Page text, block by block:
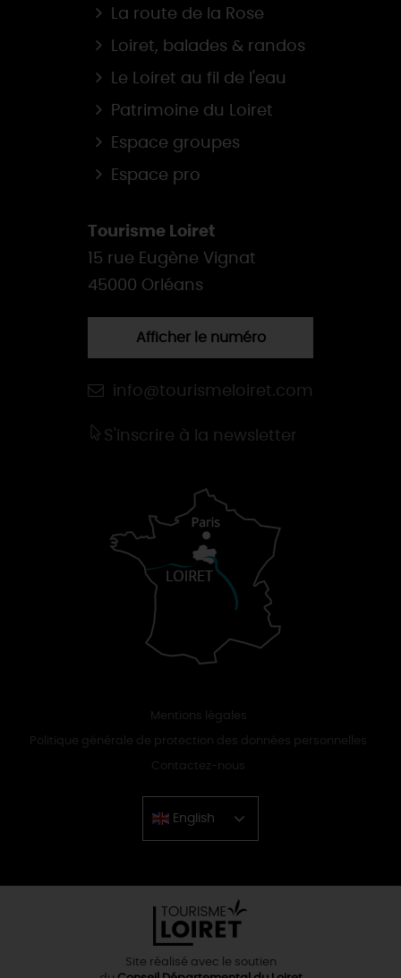
La route de la Rose
Loiret, balades & randos
Le Loiret au fil de l'eau
Patrimoine du Loiret
Espace groupes
Espace pro
Tourisme Loiret
15 rue Eugène Vignat
45000 Orléans
Afficher le numéro
info@tourismeloiret.com
S'inscrire à la newsletter
Mentions légales
Politique générale de protection des données personnelles
Contactez-nous
English
Chinese
Site réalisé avec le soutien